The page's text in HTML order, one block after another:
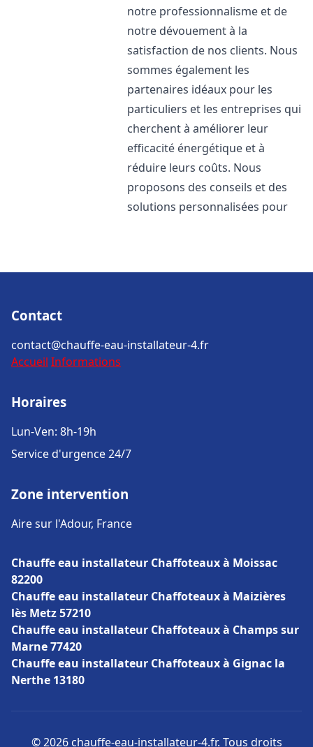
notre professionnalisme et de
notre dévouement à la
satisfaction de nos clients. Nous
sommes également les
partenaires idéaux pour les
particuliers et les entreprises qui
cherchent à améliorer leur
efficacité énergétique et à
réduire leurs coûts. Nous
proposons des conseils et des
solutions personnalisées pour
Contact
contact@chauffe-eau-installateur-4.fr
Accueil Informations
Horaires
Lun-Ven: 8h-19h
Service d'urgence 24/7
Zone intervention
Aire sur l'Adour, France
Chauffe eau installateur Chaffoteaux à Moissac
82200
Chauffe eau installateur Chaffoteaux à Maizières
lès Metz 57210
Chauffe eau installateur Chaffoteaux à Champs sur
Marne 77420
Chauffe eau installateur Chaffoteaux à Gignac la
Nerthe 13180
© 2026 chauffe-eau-installateur-4.fr. Tous droits